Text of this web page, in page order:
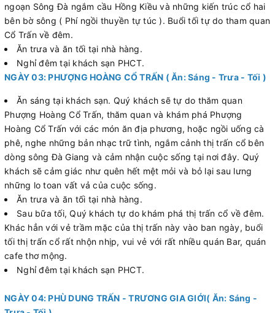
ngoạn Sông Đà ngắm cầu Hồng Kiều và những kiến trúc cổ hai
bên bờ sông ( Phí ngồi thuyền tự túc ). Buổi tối tự do tham quan
Cổ Trấn về đêm.
Ăn trưa và ăn tối tại nhà hàng.
Nghỉ đêm tại khách sạn PHCT.
NGÀY 03: PHƯỢNG HOÀNG CỔ TRẤN ( Ăn: Sáng - Trưa - Tối )
Ăn sáng tại khách sạn. Quý khách sẽ tự do thăm quan
Phượng Hoàng Cổ Trấn, thăm quan và khám phá Phượng
Hoàng Cổ Trấn với các món ăn địa phương, hoặc ngồi uống cà
phê, nghe những bản nhạc trữ tình, ngắm cảnh thị trấn cổ bên
dòng sông Đà Giang và cảm nhận cuộc sống tại nơi đây. Quý
khách sẽ cảm giác như quên hết mệt mỏi và bỏ lại sau lưng
những lo toan vất vả của cuộc sống.
Ăn trưa và ăn tối tại nhà hàng.
Sau bữa tối, Quý khách tự do khám phá thị trấn cổ về đêm.
Khác hẳn với vẻ trầm mặc của thị trấn này vào ban ngày, buổi
tối thị trấn cổ rất nhộn nhịp, vui vẻ với rất nhiều quán Bar, quán
cafe thơ mộng.
Nghỉ đêm tại khách sạn PHCT.
NGÀY 04: PHÙ DUNG TRẤN - TRƯƠNG GIA GIỚI( Ăn: Sáng -